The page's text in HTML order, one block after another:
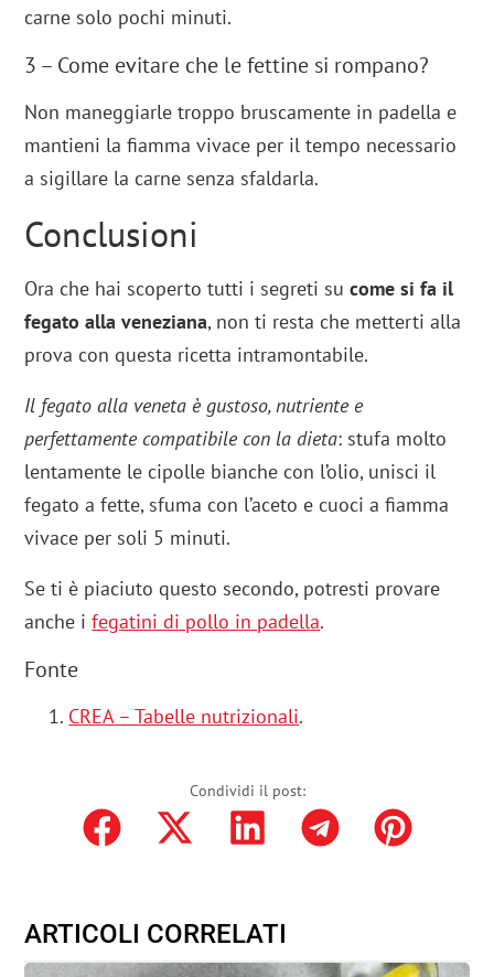
carne solo pochi minuti.
3 – Come evitare che le fettine si rompano?
Non maneggiarle troppo bruscamente in padella e
mantieni la fiamma vivace per il tempo necessario
a sigillare la carne senza sfaldarla.
Conclusioni
Ora che hai scoperto tutti i segreti sucome si fa il
fegato alla veneziana, non ti resta che metterti alla
prova con questa ricetta intramontabile.
Il fegato alla veneta è gustoso, nutriente e
perfettamente compatibile con la dieta: stufa molto
lentamente le cipolle bianche con l’olio, unisci il
fegato a fette, sfuma con l’aceto e cuoci a fiamma
vivace per soli 5 minuti.
Se ti è piaciuto questo secondo, potresti provare
anche ifegatini di pollo in padella.
Fonte
CREA – Tabelle nutrizionali.
Condividi il post:
ARTICOLI CORRELATI